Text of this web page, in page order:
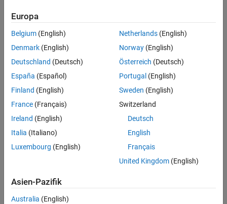
Feedback
UP NEXT:
Artificial Intelligence for Radar and
RELATED VIDEOS:
Using Apps for Phased Array
Europa
Belgium (English)
Denmark (English)
Deutschland (Deutsch)
España (Español)
Finland (English)
France (Français)
Ireland (English)
Italia (Italiano)
Luxembourg (English)
Netherlands(English)
Norway(English)
Österreich (Deutsch)
Portugal (English)
Sweden (English)
Switzerland
Deutsch
English
Français
United Kingdom(English)
Asien-Pazifik
Australia (English)